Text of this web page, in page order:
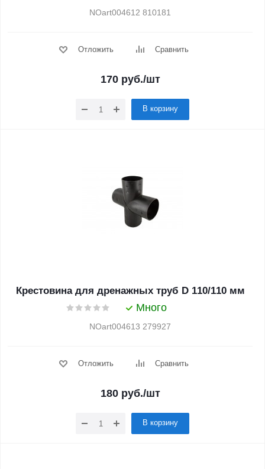
NOart004612 810181
Отложить Сравнить
170 руб./шт
В корзину
Крестовина для дренажных труб D 110/110 мм
Много
NOart004613 279927
Отложить Сравнить
180 руб./шт
В корзину